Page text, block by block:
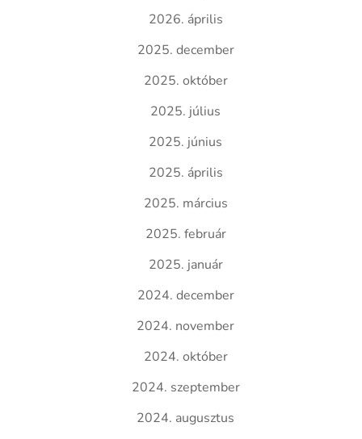
2026. április
2025. december
2025. október
2025. július
2025. június
2025. április
2025. március
2025. február
2025. január
2024. december
2024. november
2024. október
2024. szeptember
2024. augusztus